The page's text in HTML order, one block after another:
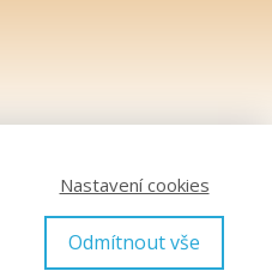
Nastavení cookies
Odmítnout vše